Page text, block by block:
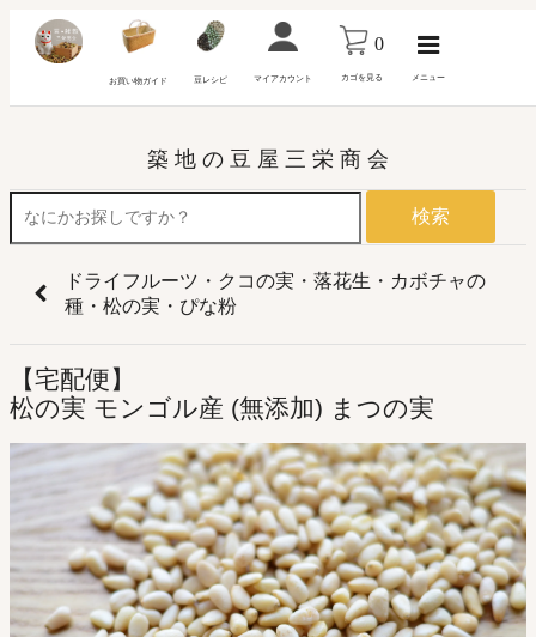
お買い物ガイド 豆レシピ マイアカウント
0
カゴを見る メニュー
築 地 の 豆 屋 三 栄 商 会
検索
ドライフルーツ・クコの実・落花生・カボチャの
種・松の実・ぴな粉
【宅配便】
松の実 モンゴル産 (無添加) まつの実